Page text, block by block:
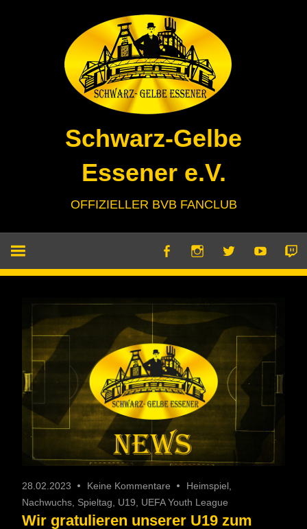
Schwarz-Gelbe
Essener e.V.
OFFIZIELLER BVB FANCLUB
28.02.2023 Keine Kommentare Heimspiel
Nachwuchs Spieltag U19 UEFA Youth League
Wir gratulieren unserer U19 zum